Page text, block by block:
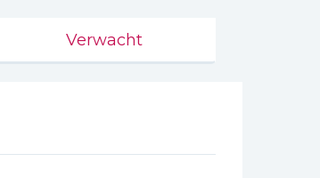
Verwacht